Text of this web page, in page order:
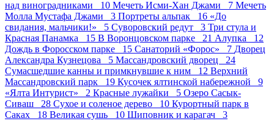
над виноградниками 10 Мечеть Исми-Хан Джами 7 Мечеть
Молла Мустафа Джами 3 Портреты альпак 16 «До
свидания, мальчики!» 5 Суворовский редут 3 Три стула и
Красная Панамка 15 В Воронцовском парке 21 Алупка 12
Дождь в Форосском парке 15 Санаторий «Форос» 7 Дворец
Александра Кузнецова 5 Массандровский дворец 24
Сумасшедшие канны и примкнувшие к ним 12 Верхний
Массандровский парк 19 Кусочек ялтинской набережной 9
«Ялта Интурист» 2 Красные лужайки 5 Озеро Сасык-
Сиваш 28 Сухое и соленое дерево 10 Курортный парк в
Саках 18 Великая сушь 10 Шиповник и карагач 3